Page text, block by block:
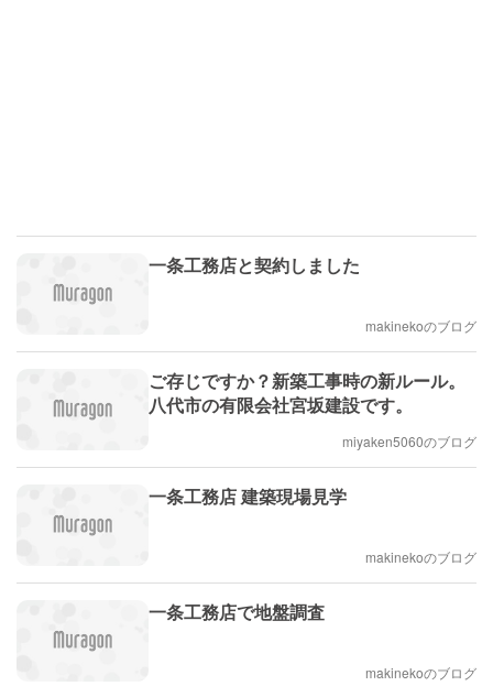
一条工務店と契約しました
makinekoのブログ
ご存じですか？新築工事時の新ルール。
八代市の有限会社宮坂建設です。
miyaken5060のブログ
一条工務店 建築現場見学
makinekoのブログ
一条工務店で地盤調査
makinekoのブログ